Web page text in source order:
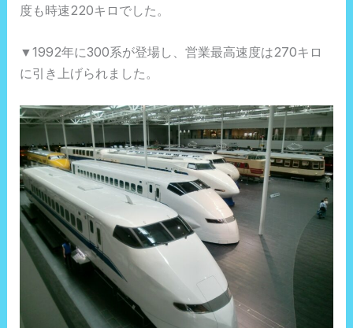
度も時速220キロでした。
▼1992年に300系が登場し、営業最高速度は270キロ
に引き上げられました。